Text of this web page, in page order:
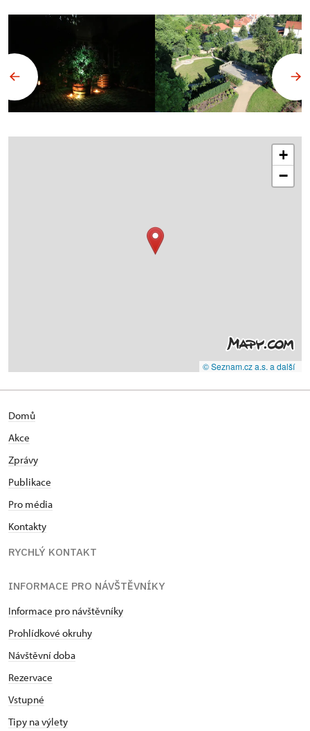
+
−
© Seznam.cz a.s. a další
Domů
Akce
Zprávy
Publikace
Pro média
Kontakty
RYCHLÝ KONTAKT
INFORMACE PRO NÁVŠTĚVNÍKY
Informace pro návštěvníky
Prohlídkové okruhy
Návštěvní doba
Rezervace
Vstupné
Tipy na výlety